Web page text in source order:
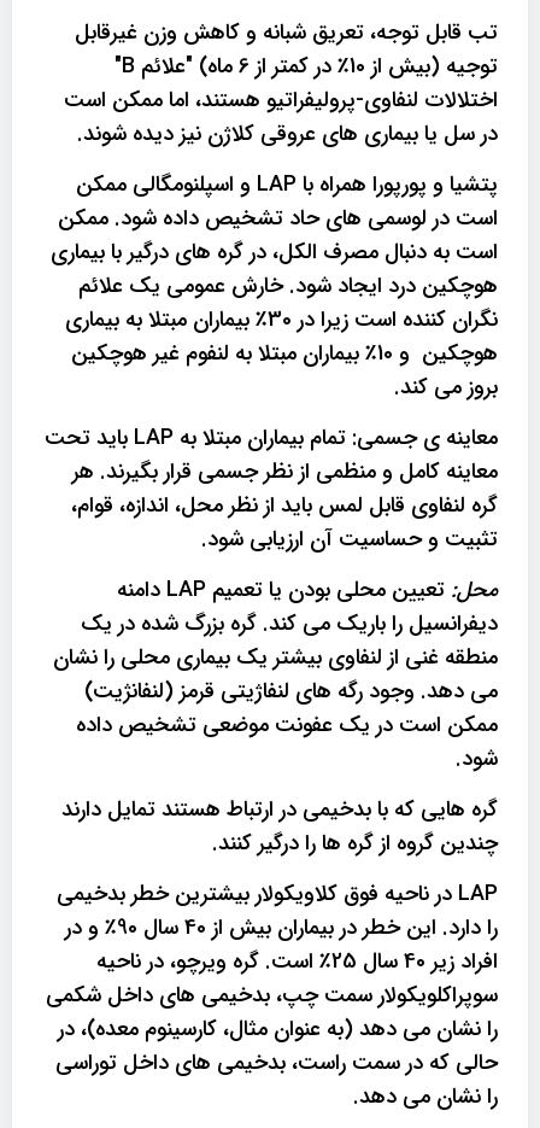
تب قابل توجه، تعریق شبانه و کاهش وزن غیرقابل
توجیه (بیش از 10٪ در کمتر از 6 ماه) "علائم B"
اختلالات لنفاوی-پرولیفراتیو هستند، اما ممکن است
در سل یا بیماری های عروقی کلاژن نیز دیده شوند.
پتشیا و پورپورا همراه با LAP و اسپلنومگالی ممکن
است در لوسمی های حاد تشخیص داده شود. ممکن
است به دنبال مصرف الکل، در گره های درگیر با بیماری
هوچکین درد ایجاد شود. خارش عمومی یک علائم
نگران کننده است زیرا در 30٪ بیماران مبتلا به بیماری
هوچکین و 10٪ بیماران مبتلا به لنفوم غیر هوچکین
بروز می کند.
معاینه ی جسمی: تمام بیماران مبتلا به LAP باید تحت
معاینه کامل و منظمی از نظر جسمی قرار بگیرند. هر
گره لنفاوی قابل لمس باید از نظر محل، اندازه، قوام،
تثبیت و حساسیت آن ارزیابی شود.
محل:
تعیین محلی بودن یا تعمیم LAP دامنه
دیفرانسیل را باریک می کند. گره بزرگ شده در یک
منطقه غنی از لنفاوی بیشتر یک بیماری محلی را نشان
می دهد. وجود رگه های لنفاژیتی قرمز (لنفانژیت)
ممکن است در یک عفونت موضعی تشخیص داده
شود.
گره هایی که با بدخیمی در ارتباط هستند تمایل دارند
چندین گروه از گره ها را درگیر کنند.
LAP در ناحیه فوق کلاویکولار بیشترین خطر بدخیمی
را دارد. این خطر در بیماران بیش از 40 سال 90٪ و در
افراد زیر 40 سال 25٪ است. گره ویرچو، در ناحیه
سوپراکلویکولار سمت چپ، بدخیمی های داخل شکمی
را نشان می دهد (به عنوان مثال، کارسینوم معده)، در
حالی که در سمت راست، بدخیمی های داخل توراسی
را نشان می دهد.